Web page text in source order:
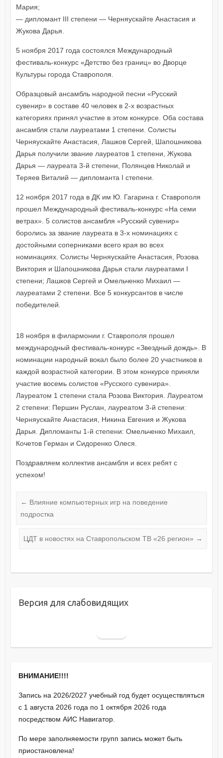
Мария;
— дипломант III степени — Черняускайте Анастасия и
Жукова Дарья.
5 ноября 2017 года состоялся Международный
фестиваль-конкурс «Детство без границ» во Дворце
Культуры города Ставрополя.
Образцовый ансамбль народной песни «Русский
сувенир» в составе 40 человек в 2-х возрастных
категориях принял участие в этом конкурсе. Оба состава
ансамбля стали лауреатами 1 степени. Солисты
Черняускайте Анастасия, Лашков Сергей, Шапошникова
Дарья получили звание лауреатов 1 степени, Жукова
Дарья — лауреата 3-й степени, Полянцев Николай и
Теряев Виталий — дипломанта I степени.
12 ноября 2017 года в ДК им Ю. Гагарина г. Ставрополя
прошел Международный фестиваль-конкурс «На семи
ветрах». 5 солистов ансамбля «Русский сувенир»
боролись за звание лауреата в 3-х номинациях с
достойными соперниками всего края во всех
номинациях. Солисты Черняускайте Анастасия, Розова
Виктория и Шапошникова Дарья стали лауреатами I
степени; Лашков Сергей и Омельченко Михаил —
лауреатами 2 степени. Все 5 конкурсантов в числе
победителей.
18 ноября в филармонии г. Ставрополя прошел
международный фестиваль-конкурс «Звездный дождь». В
номинации народный вокал было более 20 участников в
каждой возрастной категории. В этом конкурсе приняли
участие восемь солистов «Русского сувенира».
Лауреатом 1 степени стала Розова Виктория. Лауреатом
2 степени: Першин Руслан, лауреатом 3-й степени:
Черняускайте Анастасия, Никина Евгения и Жукова
Дарья. Дипломанты 1-й степени: Омельченко Михаил,
Кочетов Герман и Сидоренко Олеся.
Поздравляем коллектив ансамбля и всех ребят с
успехом!
← Влияние компьютерных игр на поведение
подростка
ЦДТ в новостях на Ставропольском ТВ «26 регион» →
Версия для слабовидящих
ВНИМАНИЕ!!!!
Запись на 2026/2027 учебный год будет осуществляться
с 1 августа 2026 года по 1 октября 2026 года
посредством АИС Навигатор.
По мере заполняемости групп запись может быть
приостановлена!